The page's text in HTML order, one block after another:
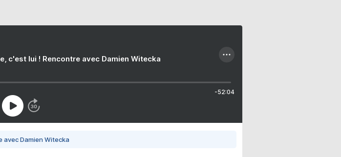
c'est lui ! Rencontre avec Damien Witecka
-52:04
avec Damien Witecka